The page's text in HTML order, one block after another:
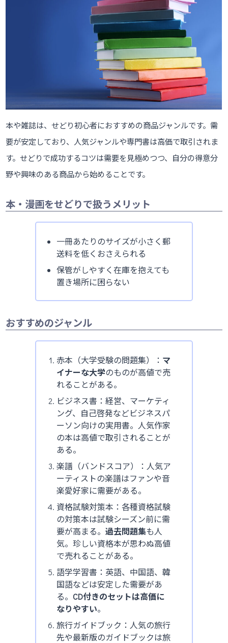
本や雑誌は、せどり初心者におすすめの商品ジャンルです。需
要が安定しており、人気ジャンルや専門書は高価で取引されま
す。せどりで成功するコツは需要を見極めつつ、自分の得意分
野や興味のある商品から始めることです。
本・漫画をせどりで扱うメリット
一冊あたりのサイズが小さく郵
送料を低くおさえられる
保管がしやすく在庫を抱えても
置き場所に困らない
おすすめのジャンル
赤本（大学受験の問題集）： マ
イナーな大学のものが高値で売
れることがある。
ビジネス書：経営、マーケティ
ング、自己啓発などビジネスパ
ーソン向けの実用書。人気作家
の本は高値で取引されることが
ある。
楽譜（バンドスコア）：人気ア
ーティストの楽譜はファンや音
楽愛好家に需要がある。
資格試験対策本：各種資格試験
の対策本は試験シーズン前に需
要が高まる。 過去問題集も人
気。珍しい資格本が思わぬ高値
で売れることがある。
語学学習書：英語、中国語、韓
国語などは安定した需要があ
る。 CD付きのセットは高価に
なりやすい。
旅行ガイドブック：人気の旅行
先や最新版のガイドブックは旅